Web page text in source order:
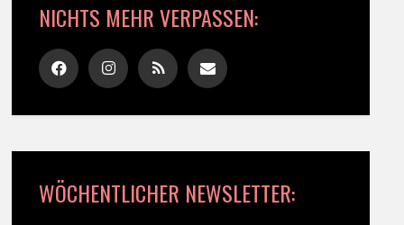
NICHTS MEHR VERPASSEN:
WÖCHENTLICHER NEWSLETTER: